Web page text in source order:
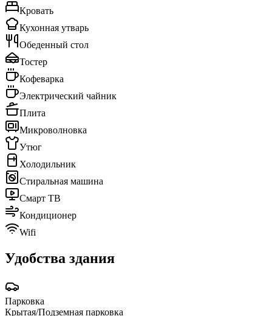
Кровать
Кухонная утварь
Обеденный стол
Тостер
Кофеварка
Электрический чайник
Плита
Микроволновка
Утюг
Холодильник
Стиральная машина
Смарт ТВ
Кондиционер
Wifi
Удобства здания
Парковка
Крытая/Подземная парковка